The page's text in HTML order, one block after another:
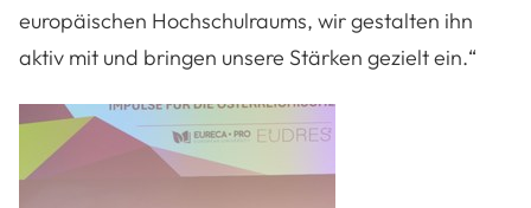
europäischen Hochschulraums, wir gestalten ihn
aktiv mit und bringen unsere Stärken gezielt ein.“